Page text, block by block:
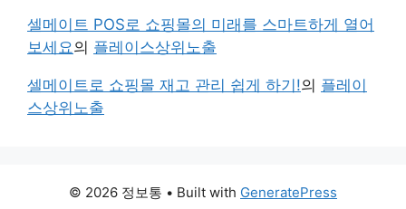
셀메이트 POS로 쇼핑몰의 미래를 스마트하게 열어
보세요의 플레이스상위노출
셀메이트로 쇼핑몰 재고 관리 쉽게 하기!의 플레이
스상위노출
© 2026 정보통 • Built with GeneratePress